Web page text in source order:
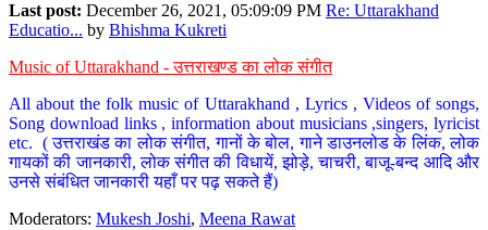
Last post: December 26, 2021, 05:09:09 PM Re: Uttarakhand
Educatio... by Bhishma Kukreti
Music of Uttarakhand - उत्तराखण्ड का लोक संगीत
All about the folk music of Uttarakhand , Lyrics , Videos of songs,
Song download links , information about musicians ,singers, lyricist
etc. ( उत्तराखंड का लोक संगीत, गानों के बोल, गाने डाउनलोड के लिंक, लोक
गायकों की जानकारी, लोक संगीत की विधायें, झोड़े, चाचरी, बाजू-बन्द आदि और
उनसे संबंधित जानकारी यहाँ पर पढ़ सकते हैं)
Moderators: Mukesh Joshi, Meena Rawat